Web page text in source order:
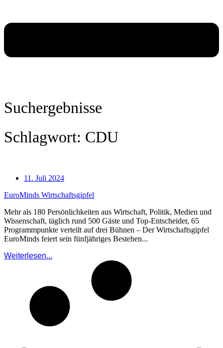
Suchergebnisse
Schlagwort: CDU
11. Juli 2024
EuroMinds Wirtschaftsgipfel
Mehr als 180 Persönlichkeiten aus Wirtschaft, Politik, Medien und
Wissenschaft, täglich rund 500 Gäste und Top-Entscheider, 65
Programmpunkte verteilt auf drei Bühnen – Der Wirtschaftsgipfel
EuroMinds feiert sein fünfjähriges Bestehen...
Weiterlesen...